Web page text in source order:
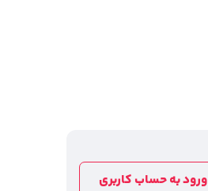
ورود به حساب کاربری